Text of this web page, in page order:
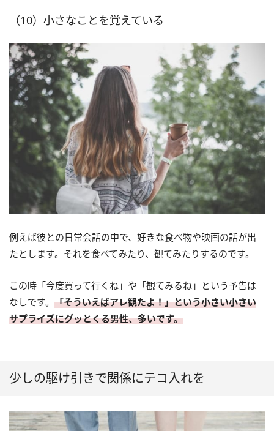
（10）小さなことを覚えている
例えば彼との日常会話の中で、好きな食べ物や映画の話が出
たとします。それを食べてみたり、観てみたりするのです。
この時「今度買って行くね」や「観てみるね」という予告は
なしです。 「そういえばアレ観たよ！」という小さい小さい
サプライズにグッとくる男性、多いです。
少しの駆け引きで関係にテコ入れを